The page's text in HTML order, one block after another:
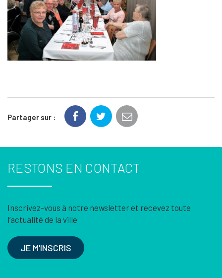
Partager sur :
RESTONS EN CONTACT
Inscrivez-vous à notre newsletter et recevez toute
l’actualité de la ville
JE M'INSCRIS